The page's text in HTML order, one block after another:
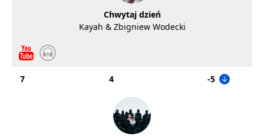
Chwytaj dzień
Kayah & Zbigniew Wodecki
7 4 -5